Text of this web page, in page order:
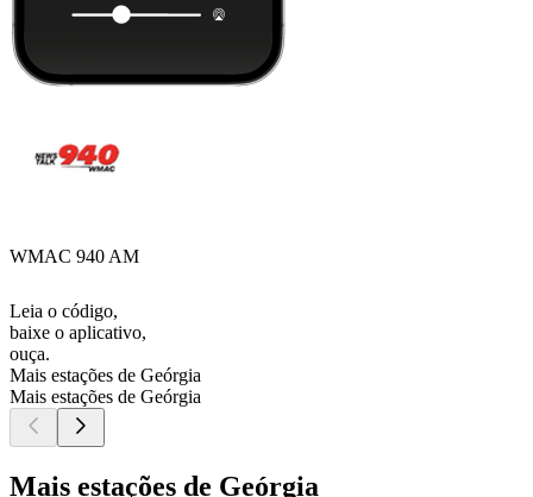
WMAC 940 AM
Leia o código,
baixe o aplicativo,
ouça.
Mais estações de Geórgia
Mais estações de Geórgia
Mais estações de Geórgia